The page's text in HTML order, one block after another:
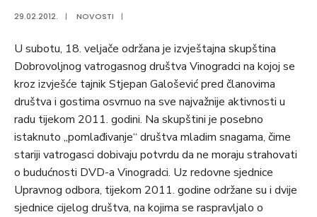
29.02.2012. | NOVOSTI |
U subotu, 18. veljače održana je izvještajna skupština
Dobrovoljnog vatrogasnog društva Vinogradci na kojoj se
kroz izvješće tajnik Stjepan Galošević pred članovima
društva i gostima osvrnuo na sve najvažnije aktivnosti u
radu tijekom 2011. godini. Na skupštini je posebno
istaknuto „pomlađivanje“ društva mladim snagama, čime
stariji vatrogasci dobivaju potvrdu da ne moraju strahovati
o budućnosti DVD-a Vinogradci. Uz redovne sjednice
Upravnog odbora, tijekom 2011. godine održane su i dvije
sjednice cijelog društva, na kojima se raspravljalo o